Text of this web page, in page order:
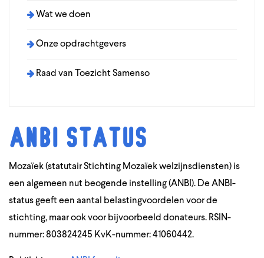
Wat we doen
Onze opdrachtgevers
Raad van Toezicht Samenso
ANBI status
Mozaïek (statutair Stichting Mozaïek welzijnsdiensten) is
een algemeen nut beogende instelling (ANBI). De ANBI-
status geeft een aantal belastingvoordelen voor de
stichting, maar ook voor bijvoorbeeld donateurs. RSIN-
nummer: 803824245 KvK-nummer: 41060442.